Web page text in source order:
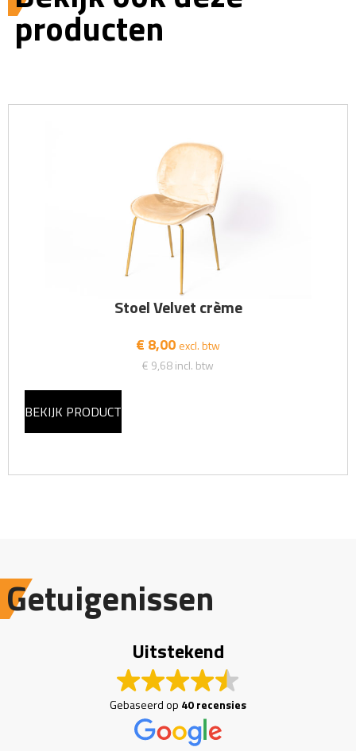
producten
Stoel Velvet crème
€ 8,00 excl. btw
€ 9,68incl. btw
BEKIJK PRODUCT
Getuigenissen
Uitstekend
Gebaseerd op 40 recensies